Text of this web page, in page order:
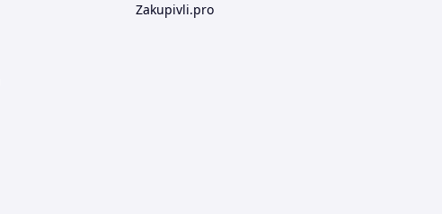
Zakupivli.pro